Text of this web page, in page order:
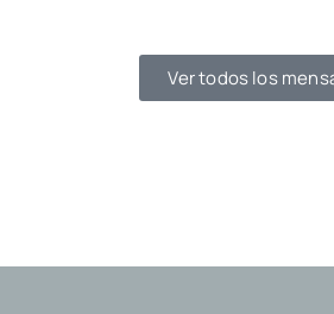
Ver todos los